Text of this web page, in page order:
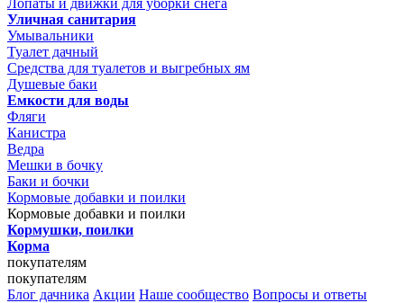
Лопаты и движки для уборки снега
Уличная санитария
Умывальники
Туалет дачный
Средства для туалетов и выгребных ям
Душевые баки
Емкости для воды
Фляги
Канистра
Ведра
Мешки в бочку
Баки и бочки
Кормовые добавки и поилки
Кормовые добавки и поилки
Кормушки, поилки
Корма
покупателям
покупателям
Блог дачника Акции Наше сообщество Вопросы и ответы